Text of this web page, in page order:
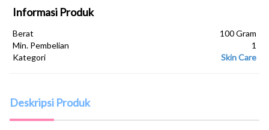
Informasi Produk
Berat
100 Gram
Min. Pembelian
1
Kategori
Skin Care
Deskripsi Produk